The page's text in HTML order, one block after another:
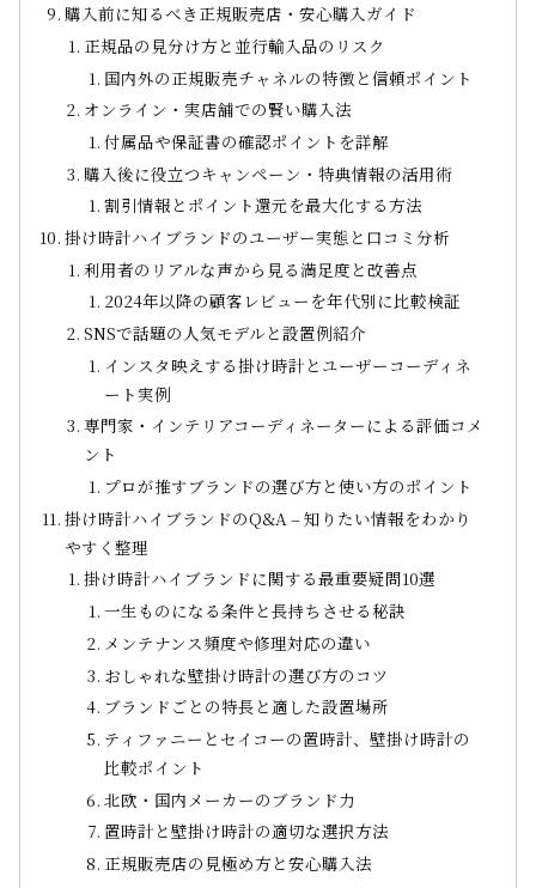
購入前に知るべき正規販売店・安心購入ガイド
正規品の見分け方と並行輸入品のリスク
国内外の正規販売チャネルの特徴と信頼ポイント
オンライン・実店舗での賢い購入法
付属品や保証書の確認ポイントを詳解
購入後に役立つキャンペーン・特典情報の活用術
割引情報とポイント還元を最大化する方法
掛け時計ハイブランドのユーザー実態と口コミ分析
利用者のリアルな声から見る満足度と改善点
2024年以降の顧客レビューを年代別に比較検証
SNSで話題の人気モデルと設置例紹介
インスタ映えする掛け時計とユーザーコーディネ
ート実例
専門家・インテリアコーディネーターによる評価コメ
ント
プロが推すブランドの選び方と使い方のポイント
掛け時計ハイブランドのQ&A – 知りたい情報をわかり
やすく整理
掛け時計ハイブランドに関する最重要疑問10選
一生ものになる条件と長持ちさせる秘訣
メンテナンス頻度や修理対応の違い
おしゃれな壁掛け時計の選び方のコツ
ブランドごとの特長と適した設置場所
ティファニーとセイコーの置時計、壁掛け時計の
比較ポイント
北欧・国内メーカーのブランド力
置時計と壁掛け時計の適切な選択方法
正規販売店の見極め方と安心購入法